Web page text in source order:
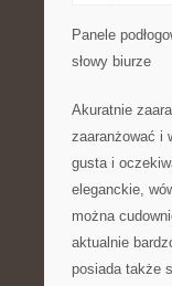
Panele
słowy biurze
Akuratnie
zaaranżować i
gusta i
eleganckie,
można
aktualnie
posiada także